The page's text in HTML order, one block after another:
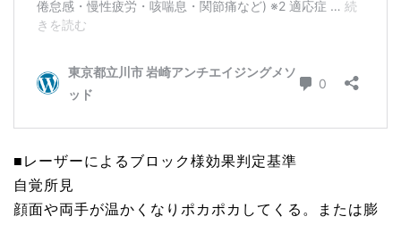
■レーザーによるブロック様効果判定基準
自覚所見
顔面や両手が温かくなりポカポカしてくる。または膨